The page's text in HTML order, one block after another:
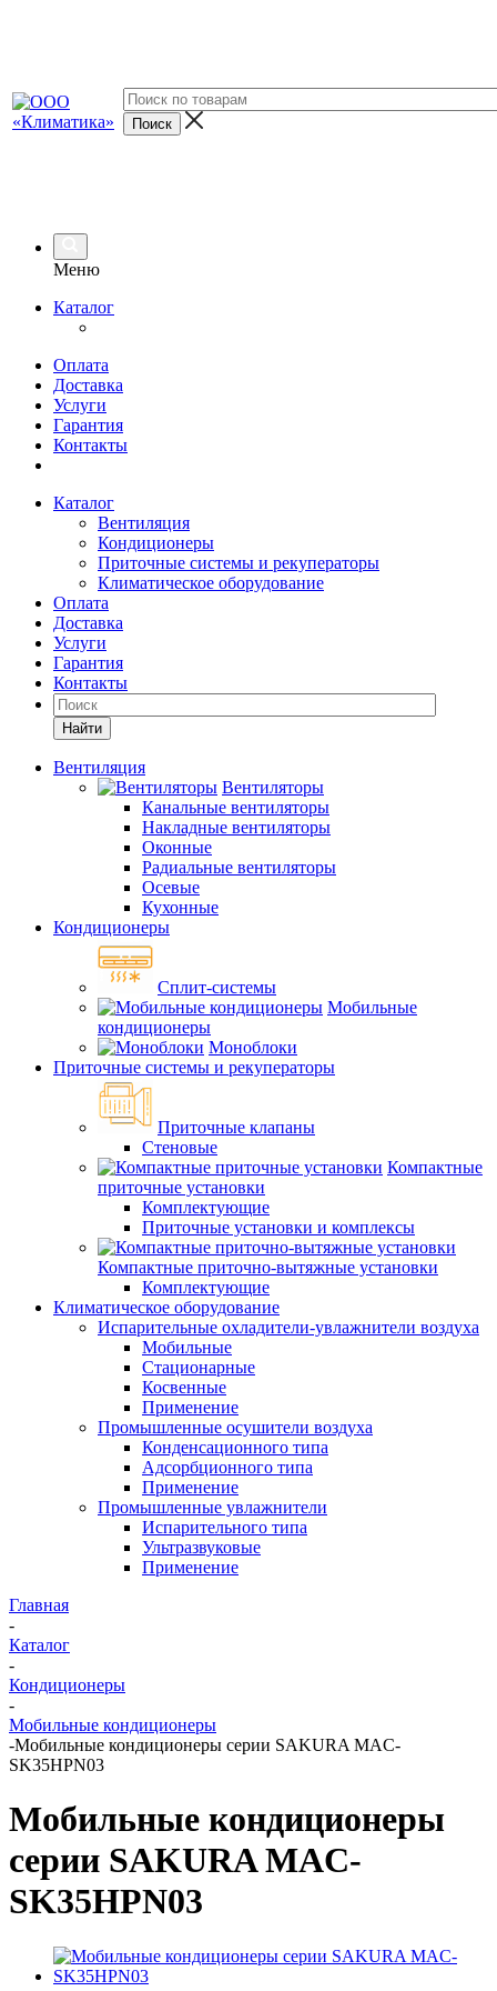
Меню
Каталог
Оплата
Доставка
Услуги
Гарантия
Контакты
Каталог
Вентиляция
Кондиционеры
Приточные системы и рекуператоры
Климатическое оборудование
Оплата
Доставка
Услуги
Гарантия
Контакты
Найти
Вентиляция
Вентиляторы
Канальные вентиляторы
Накладные вентиляторы
Оконные
Радиальные вентиляторы
Осевые
Кухонные
Кондиционеры
Сплит-системы
Мобильные
кондиционеры
Моноблоки
Приточные системы и рекуператоры
Приточные клапаны
Стеновые
Компактные
приточные установки
Комплектующие
Приточные установки и комплексы
Компактные приточно-вытяжные установки
Комплектующие
Климатическое оборудование
Испарительные охладители-увлажнители воздуха
Мобильные
Стационарные
Косвенные
Применение
Промышленные осушители воздуха
Конденсационного типа
Адсорбционного типа
Применение
Промышленные увлажнители
Испарительного типа
Ультразвуковые
Применение
Главная
-
Каталог
-
Кондиционеры
-
Мобильные кондиционеры
-Мобильные кондиционеры серии SAKURA MAC-
SK35HPN03
Мобильные кондиционеры
серии SAKURA MAC-
SK35HPN03